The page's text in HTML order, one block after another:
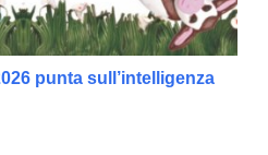
punta sull’intelligenza